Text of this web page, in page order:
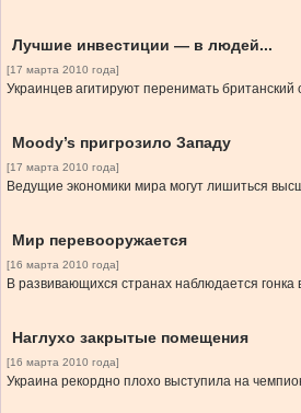
Лучшие инвестиции — в людей...
[17 марта 2010 года]
Украинцев агитируют перенимать
Moody’s пригрозило Западу
[17 марта 2010 года]
Ведущие экономики мира могут лишиться
Мир перевооружается
[16 марта 2010 года]
В развивающихся странах наблюдается гонка
Наглухо закрытые помещения
[16 марта 2010 года]
Украина рекордно плохо выступила на